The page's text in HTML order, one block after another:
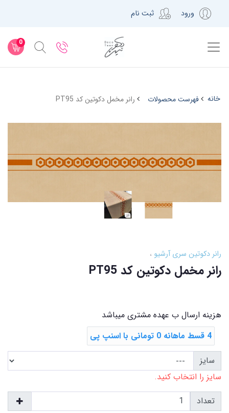
ورود ثبت نام
0
خانه فهرست محصولات رانر مخمل دکوتین کد PT95
رانر دکوتین سری آرشیو
رانر مخمل دکوتین کد PT95
هزینه ارسال ب عهده مشتری میباشد
4 قسط ماهانه 0 تومانی با اسنپ ‌پی
سایز
سایز را انتخاب کنید.
تعداد